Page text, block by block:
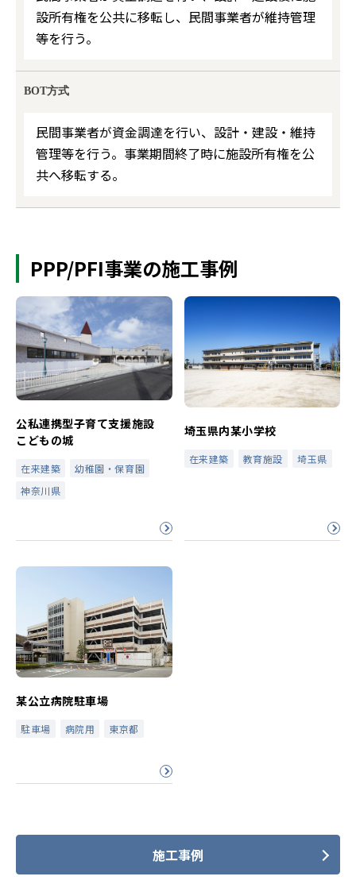
設所有権を公共に移転し、民間事業者が維持管理
等を行う。
BOT方式
民間事業者が資金調達を行い、設計・建設・維持
管理等を行う。事業期間終了時に施設所有権を公
共へ移転する。
PPP/PFI事業の施工事例
公私連携型子育て支援施設
こどもの城
在来建築
幼稚園・保育園
神奈川県
埼玉県内某小学校
在来建築 教育施設 埼玉県
某公立病院駐車場
駐車場 病院用 東京都
施工事例